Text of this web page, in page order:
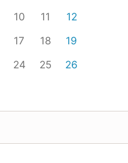
10 11
12
17 18
19
24 25
26